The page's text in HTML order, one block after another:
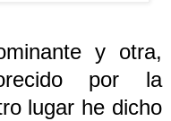
y otra,
por la
lugar he dicho